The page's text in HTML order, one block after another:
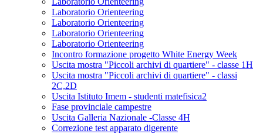
Laboratorio Orienteering
Laboratorio Orienteering
Laboratorio Orienteering
Laboratorio Orienteering
Incontro formazione progetto White Energy Week
Uscita mostra "Piccoli archivi di quartiere" - classe 1H
Uscita mostra "Piccoli archivi di quartiere" - classi
2C,2D
Uscita Istituto Imem - studenti matefisica2
Fase provinciale campestre
Uscita Galleria Nazionale -Classe 4H
Correzione test apparato digerente